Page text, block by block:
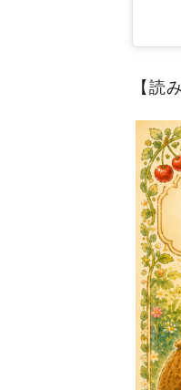
【読